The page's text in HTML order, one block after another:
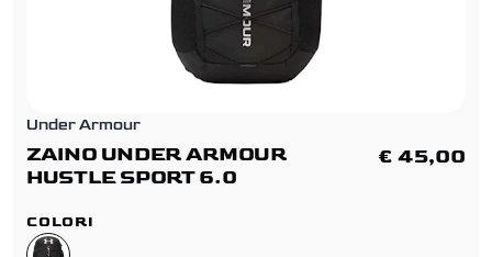
Under Armour
ZAINO UNDER ARMOUR
HUSTLE SPORT 6.0
€ 45,00
COLORI